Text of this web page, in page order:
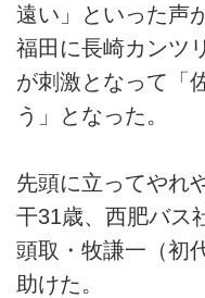
遠い」といった声
福田に長崎カンツ
が刺激となって「
う」となった。
先頭に立ってやれ
干31歳、西肥バス
頭取・牧謙一（初
助けた。